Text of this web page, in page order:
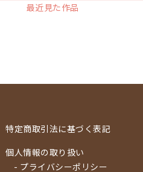
最近見た作品
特定商取引法に基づく表記
個人情報の取り扱い
- プライバシーポリシー